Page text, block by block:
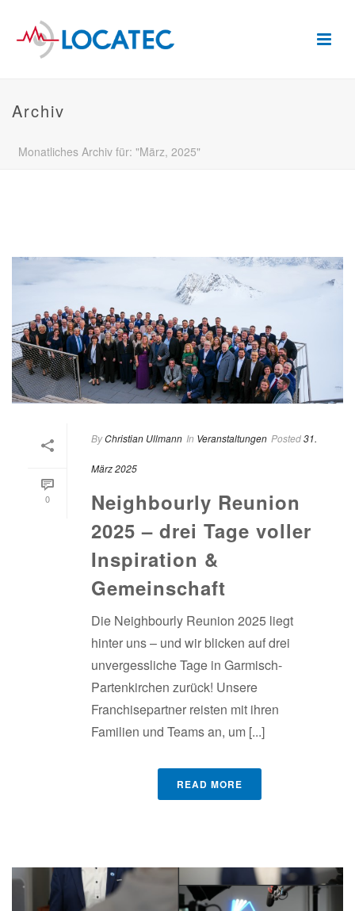
Archiv
Monatliches Archiv für: "März, 2025"
0
ByChristian Ullmann In Veranstaltungen Posted31.
März 2025
Neighbourly Reunion
2025 – drei Tage voller
Inspiration &
Gemeinschaft
Die Neighbourly Reunion 2025 liegt
hinter uns – und wir blicken auf drei
unvergessliche Tage in Garmisch-
Partenkirchen zurück! Unsere
Franchisepartner reisten mit ihren
Familien und Teams an, um [...]
READ MORE